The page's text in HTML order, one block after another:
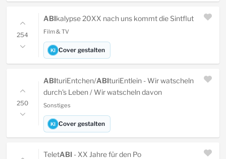
254
ABIkalypse 20XX nach uns kommt die Sintflut
Film & TV
KI Cover gestalten
250
ABIturiEntchen/ABIturiEntlein - Wir watscheln
durch's Leben / Wir watscheln davon
Sonstiges
KI Cover gestalten
TeletABI- XX Jahre für den Po